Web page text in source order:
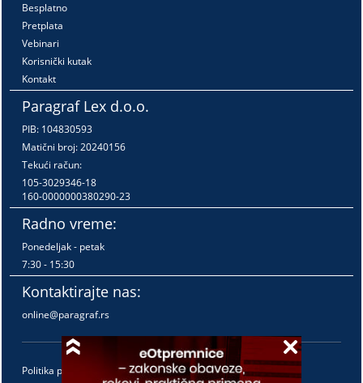
Besplatno
Pretplata
Vebinari
Korisnički kutak
Kontakt
Paragraf Lex d.o.o.
PIB: 104830593
Matični broj: 20240156
Tekući račun:
105-3029346-18
160-0000000380290-23
Radno vreme:
Ponedeljak - petak
7:30 - 15:30
Kontaktirajte nas:
online@paragraf.rs
Politika privatnosti